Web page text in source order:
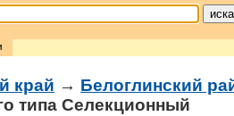
край → Белоглинский
типа Селекционный